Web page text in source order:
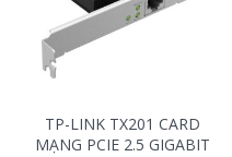
TP-LINK TX201 CARD
MẠNG PCIE 2.5 GIGABIT